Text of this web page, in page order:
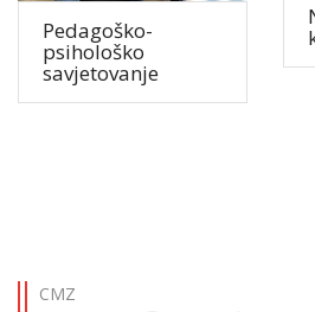
Pedagoško-
psihološko
savjetovanje
CMZ